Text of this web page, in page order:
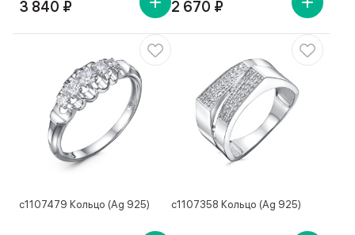
3 840 ₽ 2 670 ₽
с1107479 Кольцо (Ag 925) с1107358 Кольцо (Ag 925)